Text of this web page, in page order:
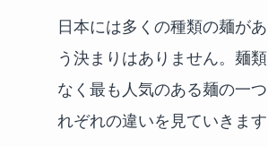
日本には多くの種類の麺が
う決まりはありません。麺
なく最も人気のある麺の一
れぞれの違いを見ていきます